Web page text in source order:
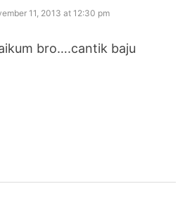
11, 2013 at 12:30 pm
bro….cantik baju